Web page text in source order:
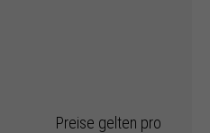
Preise gelten pro